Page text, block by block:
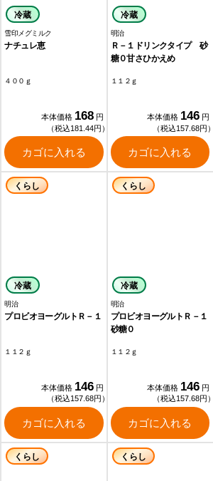
冷蔵
雪印メグミルク
ナチュレ恵
４００ｇ
本体価格 168 円
（税込181.44円）
カゴに入れる
冷蔵
明治
Ｒ－１ドリンクタイプ 砂
糖０甘さひかえめ
１１２ｇ
本体価格 146 円
（税込157.68円
カゴに入れる
くらし
冷蔵
明治
プロビオヨーグルトＲ－１
１１２ｇ
本体価格 146 円
（税込157.68円）
カゴに入れる
くらし
冷蔵
明治
プロビオヨーグルトＲ－１
砂糖０
１１２ｇ
本体価格 146 円
（税込157.68円
カゴに入れる
くらし くらし